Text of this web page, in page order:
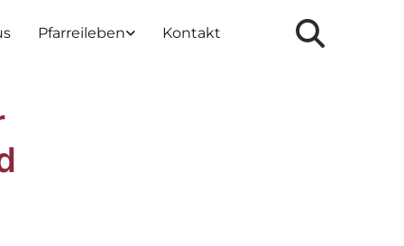
Pfarreileben Kontakt